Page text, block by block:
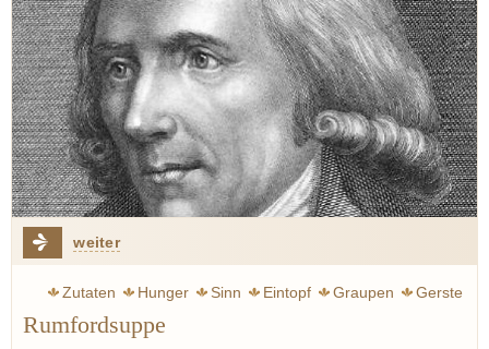
weiter
Zutaten Hunger Sinn Eintopf Graupen
Gerste
Rumfordsuppe